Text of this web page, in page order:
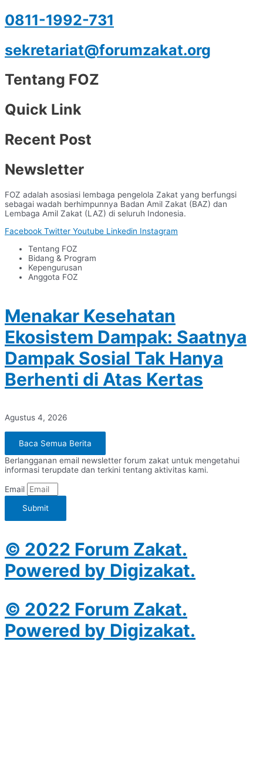
0811-1992-731
sekretariat@forumzakat.org
Tentang FOZ
Quick Link
Recent Post
Newsletter
FOZ adalah asosiasi lembaga pengelola Zakat yang berfungsi
sebagai wadah berhimpunnya Badan Amil Zakat (BAZ) dan
Lembaga Amil Zakat (LAZ) di seluruh Indonesia.
Facebook Twitter Youtube Linkedin Instagram
Tentang FOZ
Bidang & Program
Kepengurusan
Anggota FOZ
Menakar Kesehatan
Ekosistem Dampak: Saatnya
Dampak Sosial Tak Hanya
Berhenti di Atas Kertas
Agustus 4, 2026
Baca Semua Berita
Berlangganan email newsletter forum zakat untuk mengetahui
informasi terupdate dan terkini tentang aktivitas kami.
Email
Submit
© 2022 Forum Zakat.
Powered by Digizakat.
© 2022 Forum Zakat.
Powered by Digizakat.